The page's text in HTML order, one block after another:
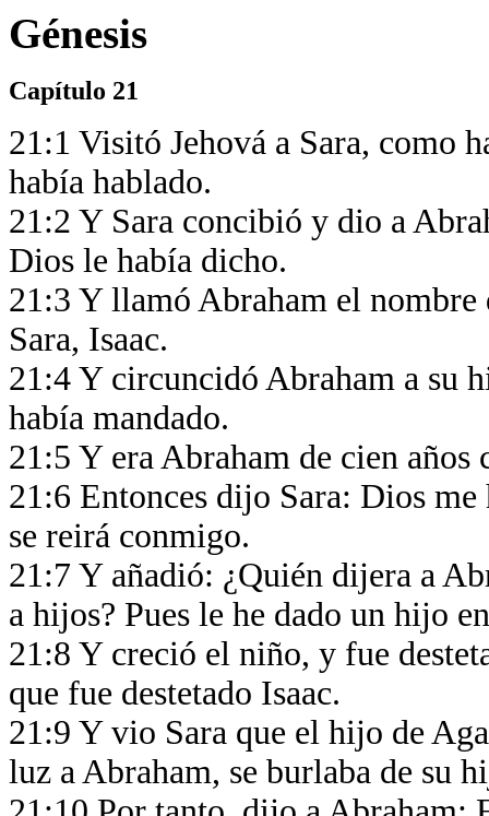
Génesis
Capítulo 21
21:1 Visitó Jehová a Sara, como
había hablado.
21:2 Y Sara concibió y dio a
Dios le había dicho.
21:3 Y llamó Abraham el
Sara, Isaac.
21:4 Y circuncidó Abraham a su
había mandado.
21:5 Y era Abraham de cien
21:6 Entonces dijo Sara: Dios
se reirá conmigo.
21:7 Y añadió: ¿Quién dijera a
a hijos? Pues le he dado un hijo
21:8 Y creció el niño, y fue
que fue destetado Isaac.
21:9 Y vio Sara que el hijo de
luz a Abraham, se burlaba de su